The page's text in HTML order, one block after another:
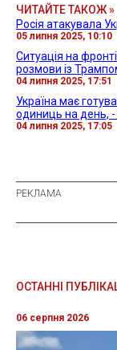
ЧИТАЙТЕ ТАКОЖ »
Росія атакувала
05 липня 2025, 10:10
Ситуація на
розмови із
04 липня 2025, 17:51
Україна має
одиниць на день, -
04 липня 2025, 17:05
ОСТАННІ
06 серпня 2026